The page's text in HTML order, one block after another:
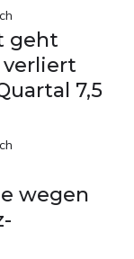
geht
verliert
7,5
wegen